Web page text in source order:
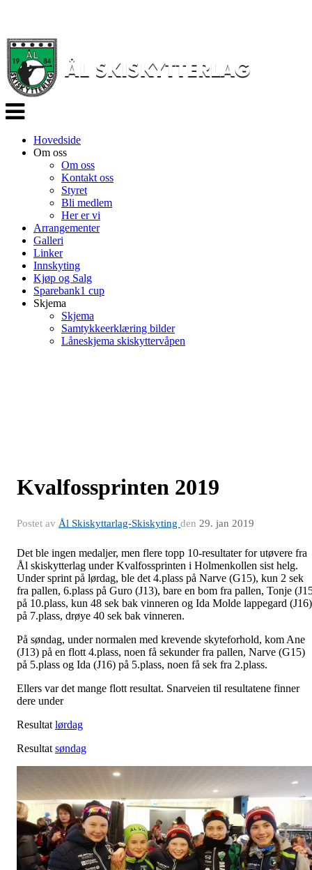
Veksle
navigasjon
Hovedside
Om oss
Om oss
Kontakt oss
Styret
Bli medlem
Her er vi
Arrangementer
Galleri
Linker
Innskyting
Kjøp og Salg
Sparebank1 cup
Skjema
Skjema
Samtykkeerklæring bilder
Låneskjema skiskyttervåpen
Kvalfossprinten 2019
Postet av Ål Skiskyttarlag-Skiskyting den 29. jan 2019
Det ble ingen medaljer, men flere topp 10-resultater for utøvere fra
Ål skiskytterlag under Kvalfossprinten i Holmenkollen sist helg.
Under sprint på lørdag, ble det 4.plass på Narve (G15), kun 2 sek
fra pallen, 6.plass på Guro (J13), bare en bom fra pallen, Tonje
på 10.plass, kun 48 sek bak vinneren og Ida Molde lappegard (J16)
på 7.plass, drøye 40 sek bak vinneren.
På søndag, under normalen med krevende skyteforhold, kom Ane
(J13) på en flott 4.plass, noen få sekunder fra pallen, Narve (G15)
på 5.plass og Ida (J16) på 5.plass, noen få sek fra 2.plass.
Ellers var det mange flott resultat. Snarveien til resultatene finner
dere under
Resultat lørdag
Resultat søndag